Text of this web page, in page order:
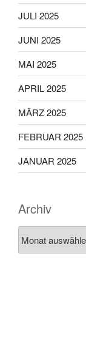
JULI 2025
JUNI 2025
MAI 2025
APRIL 2025
MÄRZ 2025
FEBRUAR 2025
JANUAR 2025
Archiv